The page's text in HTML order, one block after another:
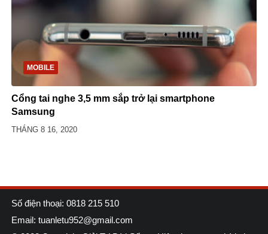
MOBILE
Cổng tai nghe 3,5 mm sắp trở lại smartphone
Samsung
THÁNG 8 16, 2020
Số điện thoại: 0818 215 510
Email: tuanletu952@gmail.com